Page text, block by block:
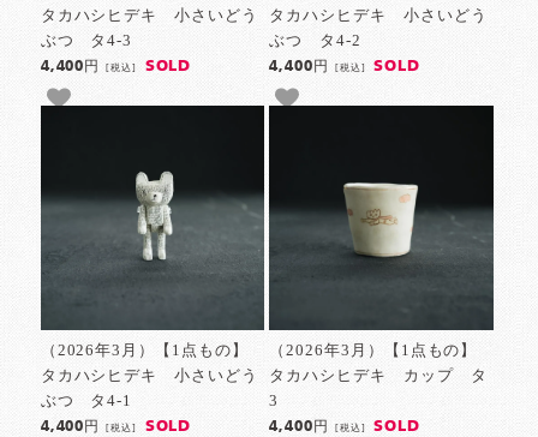
タカハシヒデキ 小さいどう
ぶつ タ4-3
4,400円[税込] SOLD
タカハシヒデキ 小さいどう
ぶつ タ4-2
4,400円 [税込] SOLD
（2026年3月）【1点もの】
タカハシヒデキ 小さいどう
ぶつ タ4-1
4,400円[税込] SOLD
（2026年3月）【1点もの】
タカハシヒデキ カップ タ
3
4,400円 [税込] SOLD